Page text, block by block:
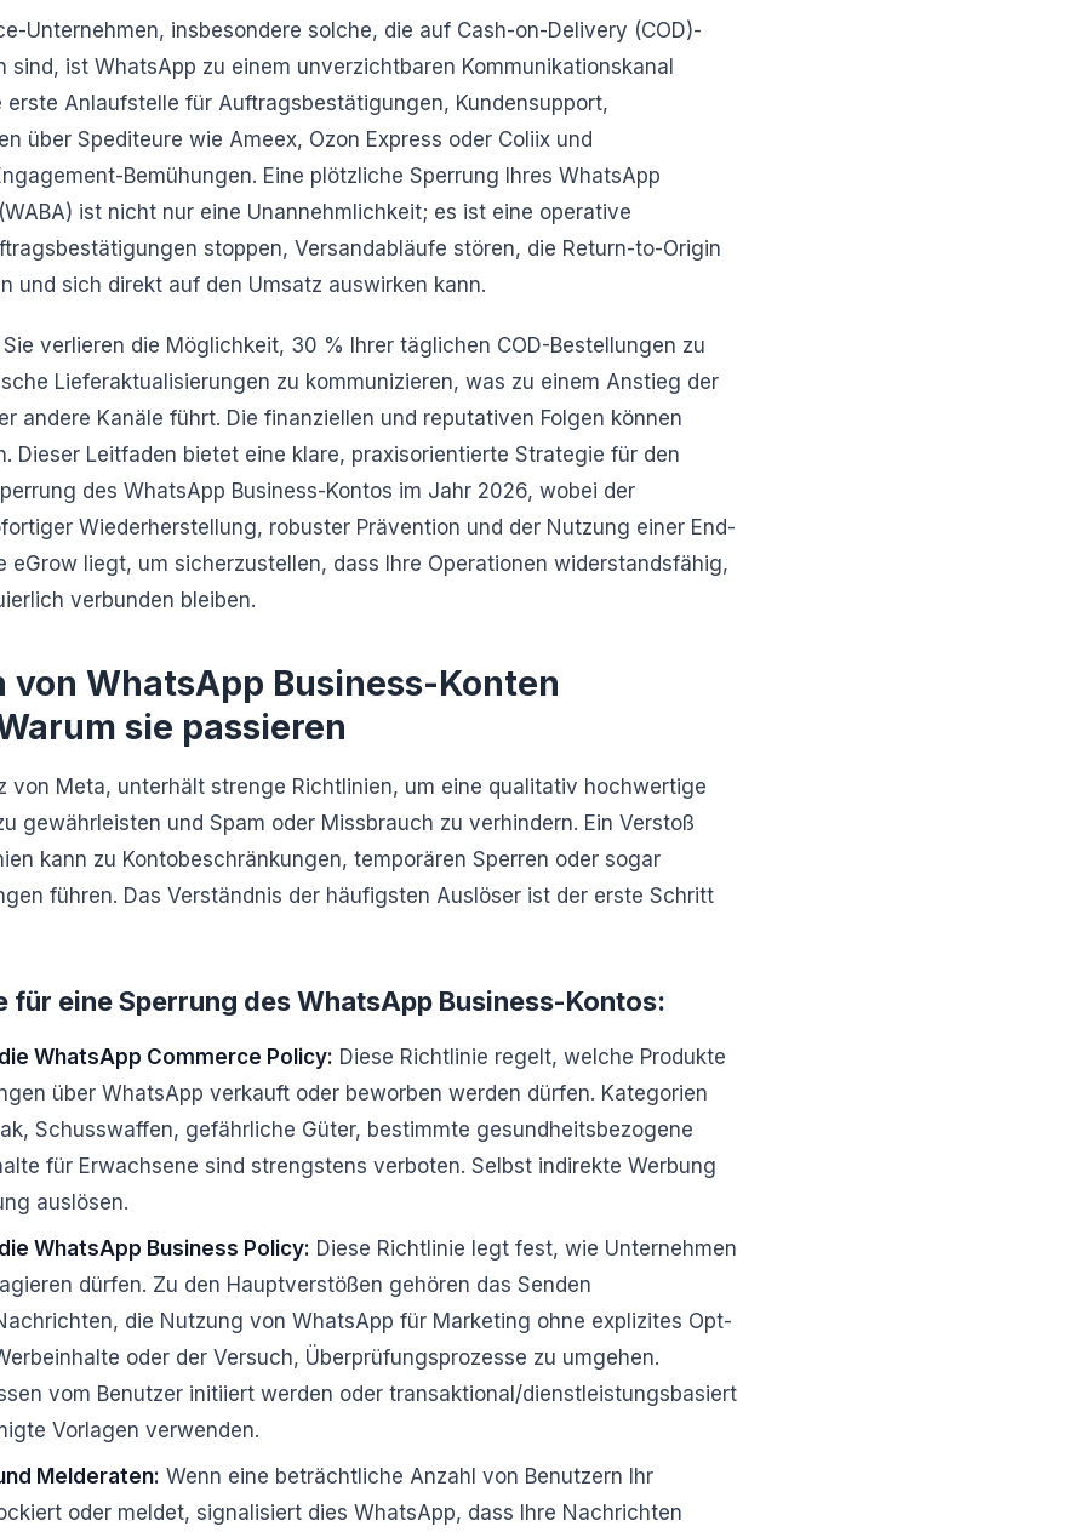
Unternehmen, insbesondere solche, die auf Cash-on-Delivery (COD)-
sind, ist WhatsApp zu einem unverzichtbaren Kommunikationskanal
erste Anlaufstelle für Auftragsbestätigungen, Kundensupport,
über Spediteure wie Ameex, Ozon Express oder Coliix und
Bemühungen. Eine plötzliche Sperrung Ihres WhatsApp
ist nicht nur eine Unannehmlichkeit; es ist eine operative
stoppen, Versandabläufe stören, die Return-to-Origin
und sich direkt auf den Umsatz auswirken kann.
verlieren die Möglichkeit, 30 % Ihrer täglichen COD-Bestellungen zu
Lieferaktualisierungen zu kommunizieren, was zu einem Anstieg der
andere Kanäle führt. Die finanziellen und reputativen Folgen können
Dieser Leitfaden bietet eine klare, praxisorientierte Strategie für den
des WhatsApp Business-Kontos im Jahr 2026, wobei der
Wiederherstellung, robuster Prävention und der Nutzung einer End-
eGrow liegt, um sicherzustellen, dass Ihre Operationen widerstandsfähig,
verbunden bleiben.
von WhatsApp Business-Konten
sie passieren
von Meta, unterhält strenge Richtlinien, um eine qualitativ hochwertige
gewährleisten und Spam oder Missbrauch zu verhindern. Ein Verstoß
kann zu Kontobeschränkungen, temporären Sperren oder sogar
führen. Das Verständnis der häufigsten Auslöser ist der erste Schritt
für eine Sperrung des WhatsApp Business-Kontos:
WhatsApp Commerce Policy: Diese Richtlinie regelt, welche Produkte
über WhatsApp verkauft oder beworben werden dürfen. Kategorien
Schusswaffen, gefährliche Güter, bestimmte gesundheitsbezogene
für Erwachsene sind strengstens verboten. Selbst indirekte Werbung
auslösen.
WhatsApp Business Policy: Diese Richtlinie legt fest, wie Unternehmen
dürfen. Zu den Hauptverstößen gehören das Senden
die Nutzung von WhatsApp für Marketing ohne explizites Opt-
oder der Versuch, Überprüfungsprozesse zu umgehen.
vom Benutzer initiiert werden oder transaktional/dienstleistungsbasiert
Vorlagen verwenden.
Melderaten: Wenn eine beträchtliche Anzahl von Benutzern Ihr
oder meldet, signalisiert dies WhatsApp, dass Ihre Nachrichten